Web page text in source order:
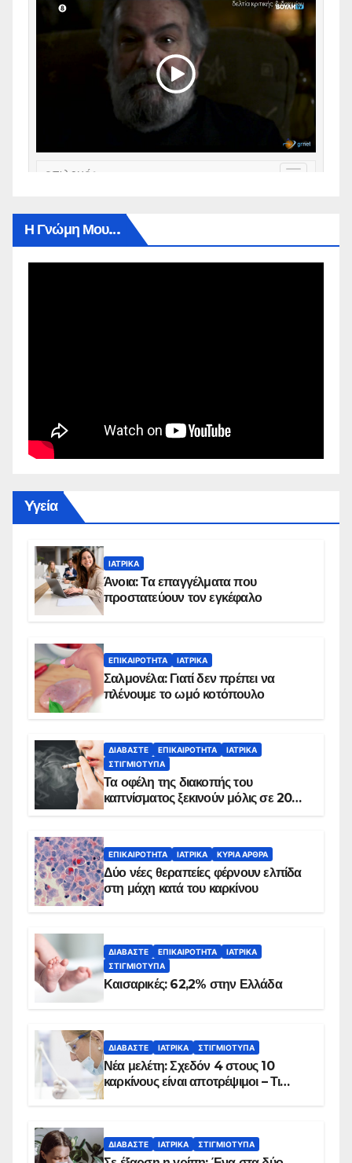
Η Γνώμη Μου…
Yγεία
ΙΑΤΡΙΚΆ
Άνοια: Τα επαγγέλματα που
προστατεύουν τον εγκέφαλο
ΕΠΙΚΑΙΡΌΤΗΤΑ ΙΑΤΡΙΚΆ
Σαλμονέλα: Γιατί δεν πρέπει να
πλένουμε το ωμό κοτόπουλο
ΔΙΑΒΆΣΤΕ ΕΠΙΚΑΙΡΌΤΗΤΑ
ΙΑΤΡΙΚΆ
ΣΤΙΓΜΙΌΤΥΠΑ
Τα οφέλη της διακοπής του
καπνίσματος ξεκινούν μόλις σε 20
ΕΠΙΚΑΙΡΌΤΗΤΑ ΙΑΤΡΙΚΆ ΚΥΡΙΑ ΑΡΘΡΑ
Δύο νέες θεραπείες φέρνουν ελπίδα
στη μάχη κατά του καρκίνου
ΔΙΑΒΆΣΤΕ ΕΠΙΚΑΙΡΌΤΗΤΑ
ΙΑΤΡΙΚΆ
ΣΤΙΓΜΙΌΤΥΠΑ
Καισαρικές: 62,2% στην Ελλάδα
ΔΙΑΒΆΣΤΕ ΙΑΤΡΙΚΆ ΣΤΙΓΜΙΌΤΥΠΑ
Νέα μελέτη: Σχεδόν 4 στους 10
καρκίνους είναι αποτρέψιμοι – Τι
ΔΙΑΒΆΣΤΕ ΙΑΤΡΙΚΆ ΣΤΙΓΜΙΌΤΥΠΑ